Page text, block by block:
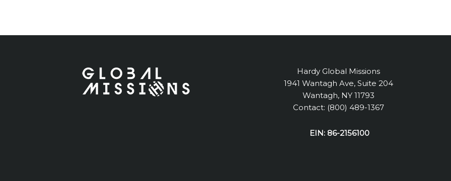
Hardy Global Missions
1941 Wantagh Ave, Suite 204
Wantagh, NY 11793
Contact: (800) 489-1367
EIN: 86-2156100